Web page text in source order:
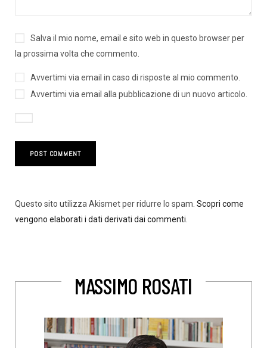
Salva il mio nome, email e sito web in questo browser per
la prossima volta che commento.
Avvertimi via email in caso di risposte al mio commento.
Avvertimi via email alla pubblicazione di un nuovo articolo.
Questo sito utilizza Akismet per ridurre lo spam. Scopri come
vengono elaborati i dati derivati dai commenti
MASSIMO ROSATI